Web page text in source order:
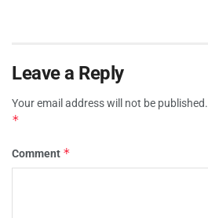
Leave a Reply
Your email address will not be published.
*
Comment *